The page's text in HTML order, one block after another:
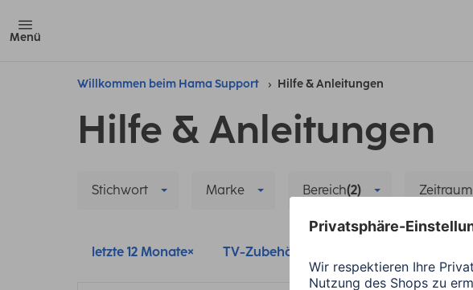
Menü
Willkommen beim Hama Support Hilfe & Anleitungen
Hilfe & Anleitungen
Stichwort Marke Bereich(2) Zeitraum
letzte 12 Monate TV-Zubehör